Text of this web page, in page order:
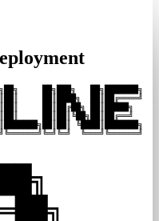
██╗███╗   ██╗███████╗
██║████╗  ██║██╔════╝
██║██╔██╗ ██║█████╗
██║██║╚██╗██║██╔══╝
╚████║███████╗
╚═══╝╚══════╝